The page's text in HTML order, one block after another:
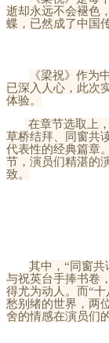
逝却永远不会褪色
蝶，已然成了中国
《梁祝》作为
已深入人心，此次
体验。
在章节选取上
草桥结拜、同窗共
代表性的经典篇章
节，演员们精湛的
致。
其中，“同窗
与祝英台手捧书卷
得尤为动人。而“
愁别绪的世界，两
舍的情感在演员们